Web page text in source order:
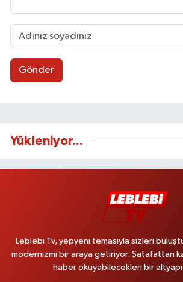
Gönder
Yükleniyor...
Leblebi Tv, yepyeni temasıyla sizleri
modernizmi bir araya getiriyor. Şatafattan
haber okuyabilecekleri bir